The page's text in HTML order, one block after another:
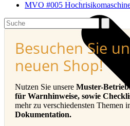
MVO #005
Search
Besuchen Sie
neuen Shop!
Nutzen Sie unsere Muster-
für Warnhinweise, sowie
mehr zu verschiedensten Themen
Dokumentation.